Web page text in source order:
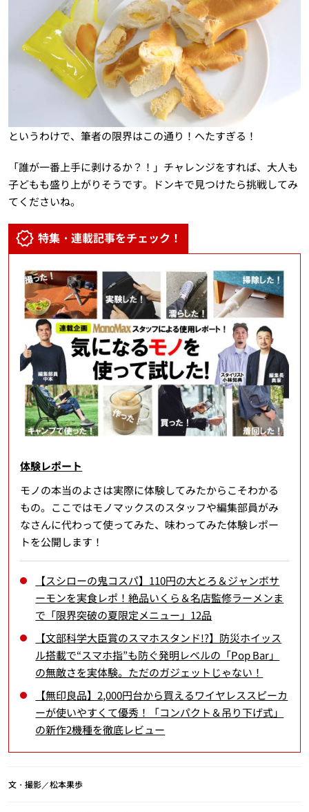
というわけで、筆者の限界はこの通り！へたすぎる！
「誰が一番上手に剥けるか？！」チャレンジをすれば、大人も
子どもも盛り上がりそうです。ドンキで見つけたら挑戦してみ
てくださいね。
特集・連載記事をチェック！
体験レポート
モノの本当のよさは実際に体験してみたからこそわかる
もの。ここではモノマックスのスタッフや編集部員がみ
なさんに代わって使ってみた、味わってみた体験レポー
トを公開します！
【スシローの鬼コスパ】110円の大とろ＆ジャンボサ
ーモンを実食レポ！絶品いくら＆名店監修ラーメンま
で「限界突破の夏限定メニュー」12品
【文部科学大臣賞のスマホスタンド!?】防災ホイッス
ル搭載で“スマホ指”も防ぐ発明レベルの「Pop Bar」
の無敵さを実体験。ただのガジェットじゃない！
【無印良品】2,000円台から買えるワイヤレススピーカ
ーが使いやすくて優秀！「コンパクト＆吊り下げ式」
の新作2機種を徹底レビュー
文・撮影／松本果歩